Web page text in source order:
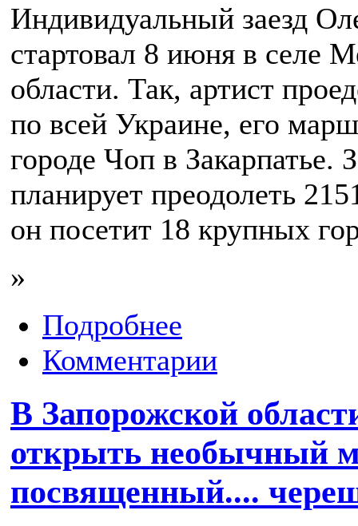
Индивидуальный заезд
стартовал 8 июня в селе
области. Так, артист
по всей Украине, его
городе Чоп в Закарпатье.
планирует преодолеть
он посетит 18 крупных
»
Подробнее
Комментарии
В Запорожской
открыть необычный
посвященный....